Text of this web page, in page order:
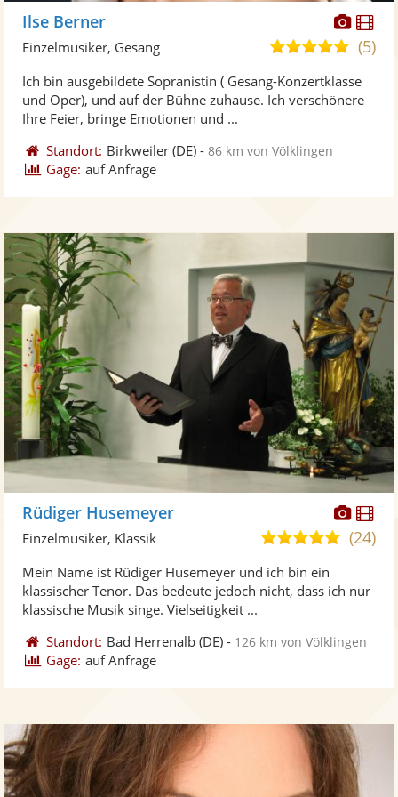
Fotos
Ilse Berner
5,0
5
(5)
Einzelmusiker, Gesang
Ich bin ausgebildete Sopranistin ( Gesang-Konzertklasse
und Oper), und auf der Bühne zuhause. Ich verschönere
Ihre Feier, bringe Emotionen und ...
Standort: Birkweiler (DE) -86 km von Völklingen
Gage: auf Anfrage
Rüdiger Husemeyer
5,0
5
(24)
Einzelmusiker, Klassik
Mein Name ist Rüdiger Husemeyer und ich bin ein
klassischer Tenor. Das bedeute jedoch nicht, dass ich nur
klassische Musik singe. Vielseitigkeit ...
Standort: Bad Herrenalb (DE) - 126 km von Völklingen
Gage: auf Anfrage